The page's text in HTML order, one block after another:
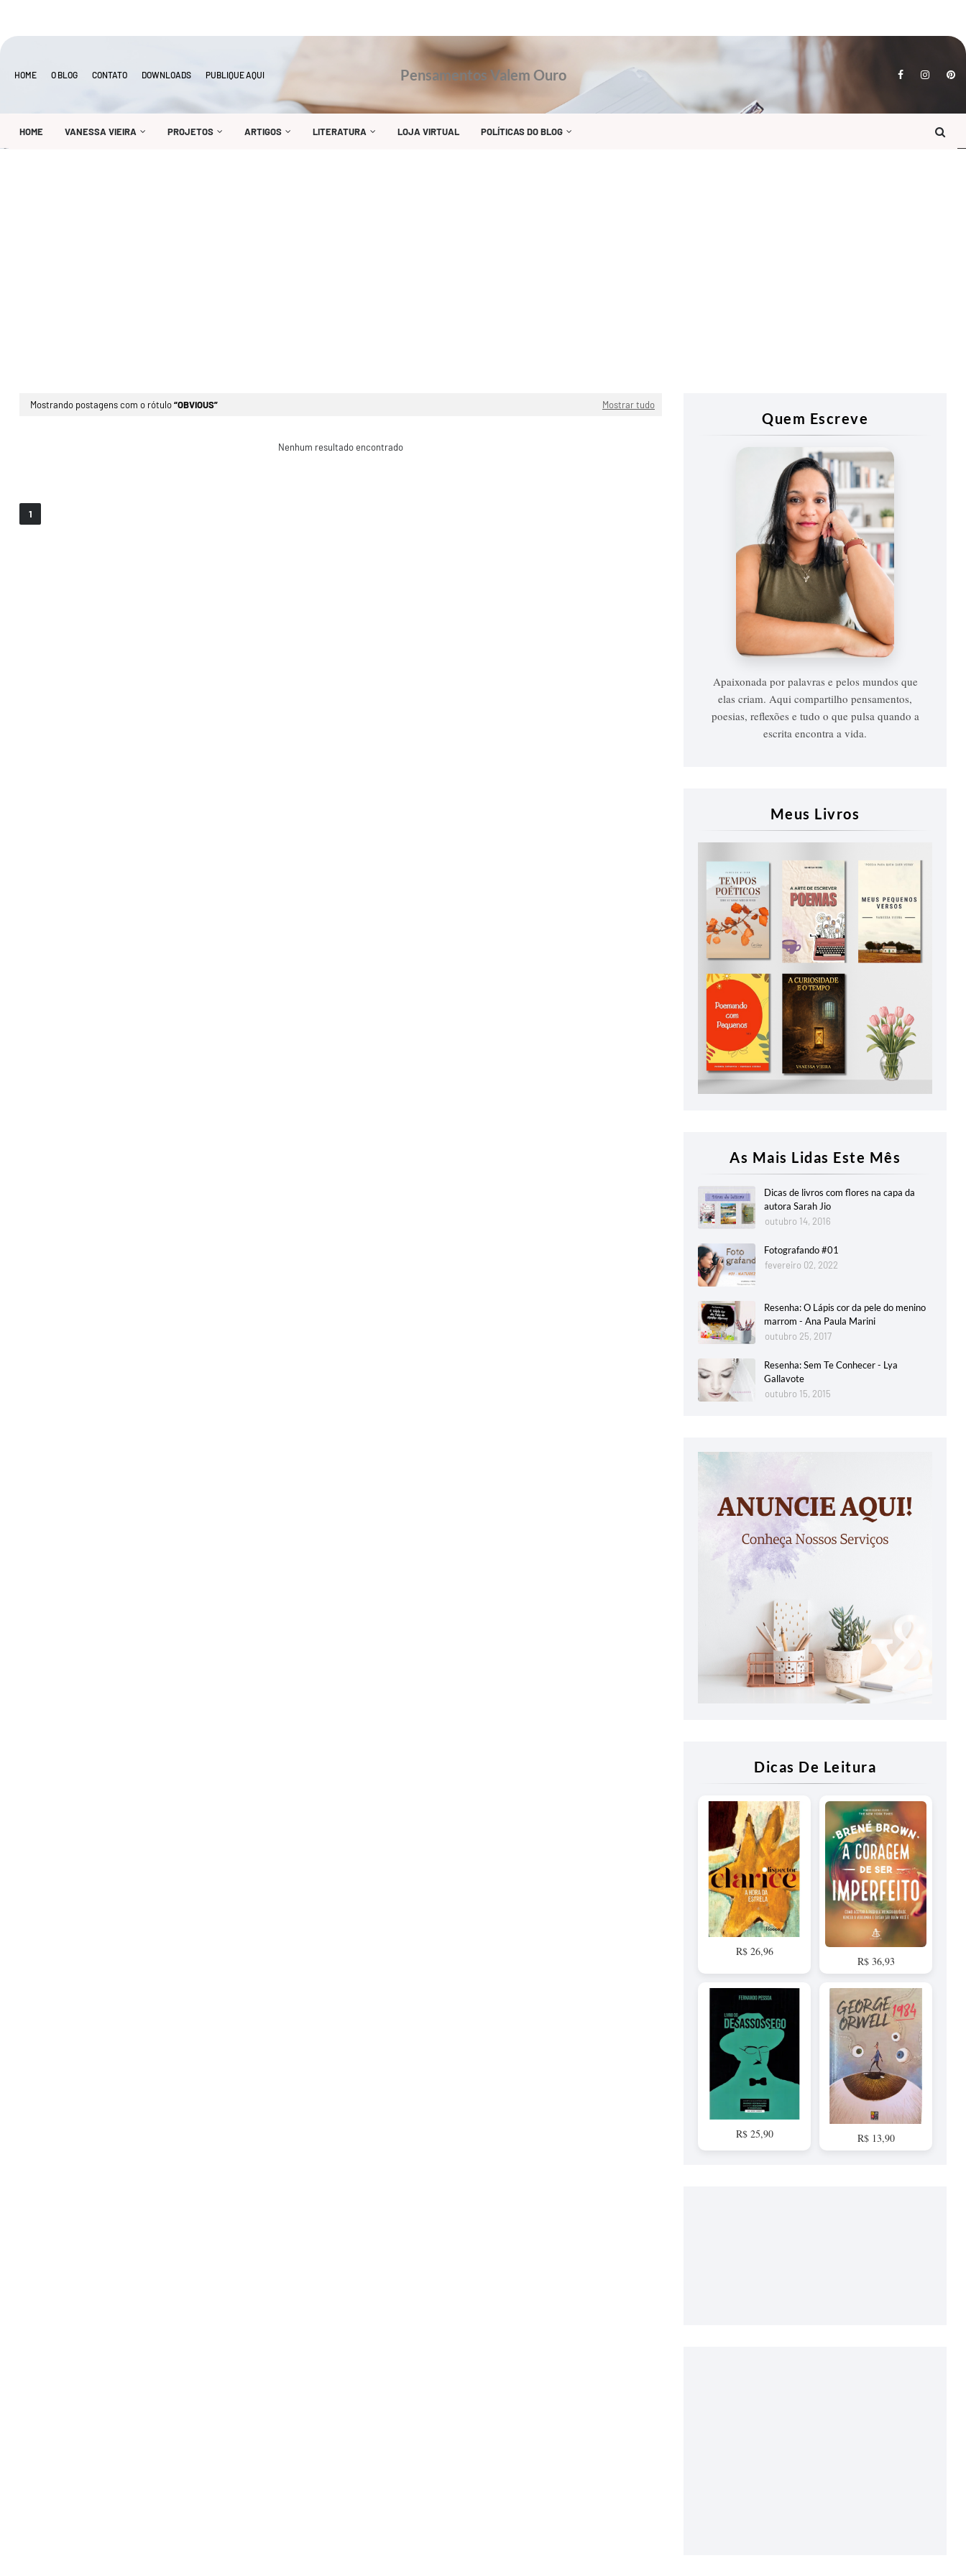
HOME O BLOG CONTATO DOWNLOADS PUBLIQUE AQUI Pensamentos Valem Ouro
HOME VANESSA VIEIRA PROJETOS ARTIGOS LITERATURA LOJA VIRTUAL POLÍTICAS DO BLOG
Mostrando postagens com o rótulo OBVIOUS Mostrar tudo
Nenhum resultado encontrado
1
Quem Escreve
Vanessa
Vieira
Apaixonada por palavras e pelos mundos que
elas criam. Aqui compartilho pensamentos,
poesias, reflexões e tudo o que pulsa quando a
escrita encontra a vida.
Meus Livros
As Mais Lidas Este Mês
Dicas de livros com flores na capa da
autora Sarah Jio
outubro 14, 2016
Fotografando #01
fevereiro 02, 2022
Resenha: O Lápis cor da pele do menino
marrom - Ana Paula Marini
outubro 25, 2017
Resenha: Sem Te Conhecer - Lya
Gallavote
outubro 15, 2015
Dicas De Leitura
R$ 26,96
R$ 36,93
R$ 25,90 R$ 13,90